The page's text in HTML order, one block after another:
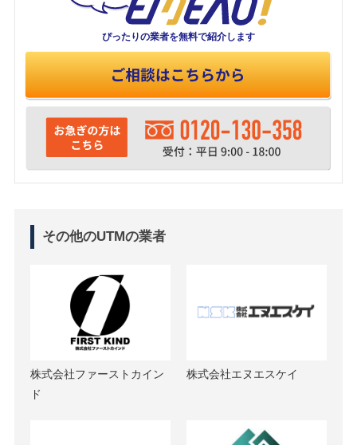
ぴったりの業者を無料で紹介します
その他のUTMの業者
株式会社ファーストカイン
ド
株式会社エヌエスケイ